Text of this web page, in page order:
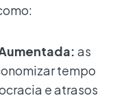
as
tempo
e atrasos